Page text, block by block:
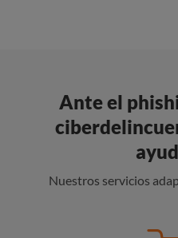
Ante el
Nuestros servicios